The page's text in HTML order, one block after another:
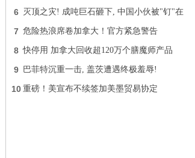
6 灭顶之灾! 成吨巨石砸下, 中国小伙被"钉"在
7 危险热浪席卷加拿大！官方紧急警告
8 快停用 加拿大回收超120万个膳魔师产品
9 巴菲特沉重一击, 盖茨遭遇终极羞辱!
10 重磅！美宣布不续签加美墨贸易协定